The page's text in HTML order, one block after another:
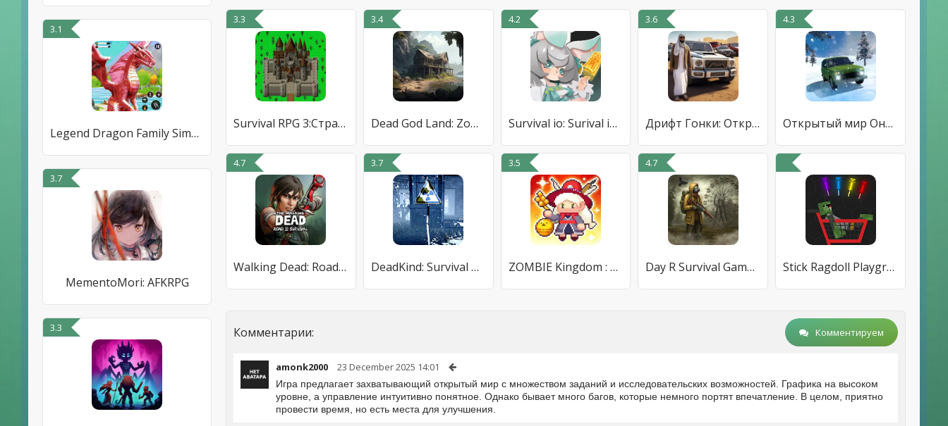
3.1
Legend Dragon Family Simulator
3.7
MementoMori: AFKRPG
3.3
3.3
Survival RPG 3:Странник Времен
3.4
Dead God Land: Zombie Survival
4.2
Survival io: Surival io Surviv
3.6
Дрифт Гонки: Открытый Мир 3d
4.3
Открытый мир Онлайн. Песочница
4.7
Walking Dead: Road to Survival
3.7
DeadKind: Survival Project
3.5
ZOMBIE Kingdom : Survival AFK
4.7
Day R Survival Game: Выживание Stick Ragdoll Playground 2: Zombie Human
Комментарии: Комментируем
amonk2000 23 December 2025 14:01
Игра предлагает захватывающий открытый мир с множеством заданий и исследовательских возможностей. Графика на высоком
уровне, а управление интуитивно понятное. Однако бывает много багов, которые немного портят впечатление. В целом, приятно
провести время, но есть места для улучшения.